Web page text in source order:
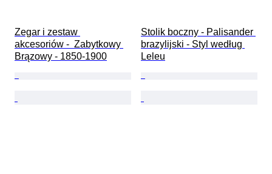
Zegar i zestaw
akcesoriów -  Zabytkowy
Brązowy - 1850-1900
Stolik boczny - Palisander
brazylijski - Styl według
Leleu